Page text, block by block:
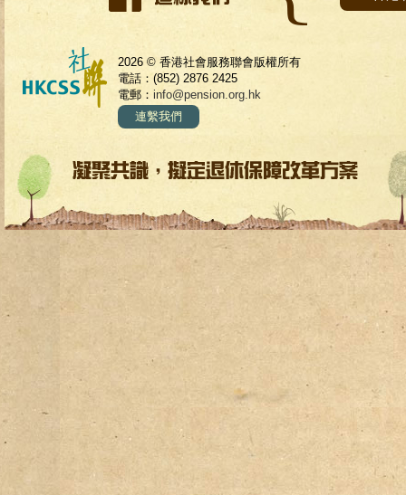
2026 © 香港社會服務聯會版權所有
電話：(852) 2876 2425
電郵： info@pension.org.hk
連繫我們